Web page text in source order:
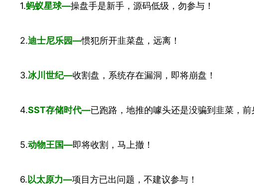
1.蚂蚁星球—操盘手是新手，源码低级，勿参与！
2.迪士尼乐园—惯犯所开韭菜盘，远离！
3.冰川世纪—收割盘，系统存在漏洞，即将崩盘！
4.SST存储时代—已跑路，地推的噱头还是没骗到韭菜，前
5.动物王国—即将收割，马上撤！
6.以太原力—项目方已出问题，不建议参与！